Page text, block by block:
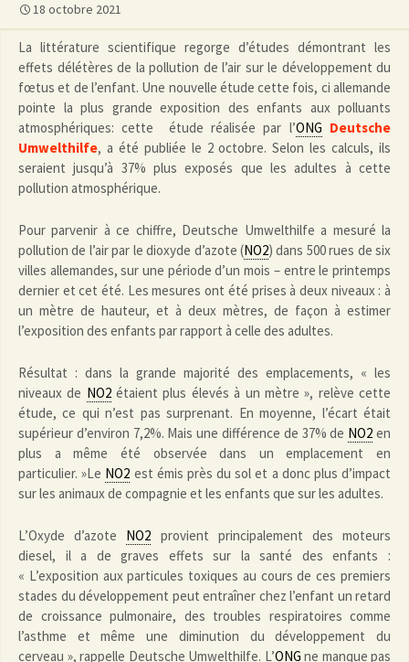
18 octobre 2021
La littérature scientifique regorge d’études démontrant les
effets délétères de la pollution de l’air sur le développement du
fœtus et de l’enfant. Une nouvelle étude cette fois, ci allemande
pointe la plus grande exposition des enfants aux polluants
atmosphériques: cette étude réalisée par l’ONG Deutsche
Umwelthilfe, a été publiée le 2 octobre. Selon les calculs, ils
seraient jusqu’à 37% plus exposés que les adultes à cette
pollution atmosphérique.
Pour parvenir à ce chiffre, Deutsche Umwelthilfe a mesuré la
pollution de l’air par le dioxyde d’azote (NO2) dans 500 rues de six
villes allemandes, sur une période d’un mois – entre le printemps
dernier et cet été. Les mesures ont été prises à deux niveaux : à
un mètre de hauteur, et à deux mètres, de façon à estimer
l’exposition des enfants par rapport à celle des adultes.
Résultat : dans la grande majorité des emplacements, « les
niveaux de NO2étaient plus élevés à un mètre », relève cette
étude, ce qui n’est pas surprenant. En moyenne, l’écart était
supérieur d’environ 7,2%. Mais une différence de 37% de NO2 en
plus a même été observée dans un emplacement en
particulier. »Le NO2 est émis près du sol et a donc plus d’impact
sur les animaux de compagnie et les enfants que sur les adultes.
L’Oxyde d’azote NO2 provient principalement des moteurs
diesel, il a de graves effets sur la santé des enfants :
« L’exposition aux particules toxiques au cours de ces premiers
stades du développement peut entraîner chez l’enfant un retard
de croissance pulmonaire, des troubles respiratoires comme
l’asthme et même une diminution du développement du
cerveau », rappelle Deutsche Umwelthilfe. L’ONG ne manque pas